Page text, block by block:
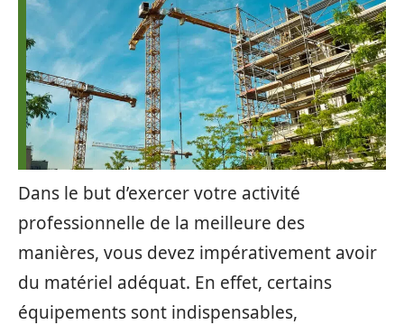
Dans le but d’exercer votre activité
professionnelle de la meilleure des
manières, vous devez impérativement avoir
du matériel adéquat. En effet, certains
équipements sont indispensables,